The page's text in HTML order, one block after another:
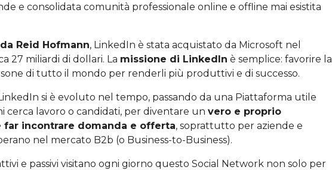
e consolidata comunità professionale online e offline mai esistita
Reid Hofmann, LinkedIn è stata acquistato da Microsoft nel
27 miliardi di dollari. La missione di LinkedIn è semplice: favorire la
di tutto il mondo per renderli più produttivi e di successo.
si è evoluto nel tempo, passando da una Piattaforma utile
cerca lavoro o candidati, per diventare un vero e proprio
far incontrare domanda e offerta, soprattutto per aziende e
nel mercato B2b (o Business-to-Business).
e passivi visitano ogni giorno questo Social Network non solo per